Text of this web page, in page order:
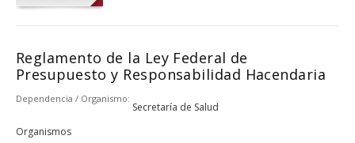
Reglamento de la Ley Federal de
Presupuesto y Responsabilidad Hacendaria
Dependencia / Organismo:
Secretaría de Salud
Organismos